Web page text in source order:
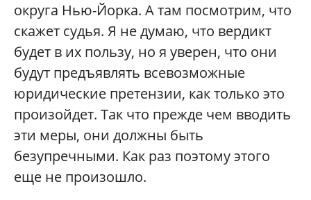
округа Нью-Йорка. А там посмотрим, что
скажет судья. Я не думаю, что вердикт
будет в их пользу, но я уверен, что они
будут предъявлять всевозможные
юридические претензии, как только это
произойдет. Так что прежде чем вводить
эти меры, они должны быть
безупречными. Как раз поэтому этого
еще не произошло.